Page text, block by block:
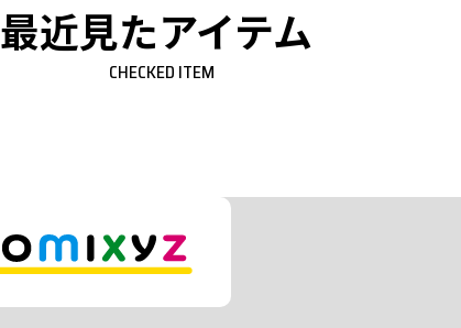
最近見たアイテム
CHECKED ITEM